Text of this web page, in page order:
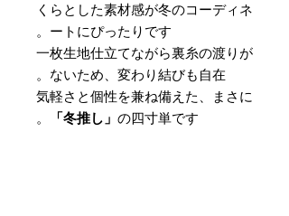
くらとした素材感が冬のコーディネ
ートにぴったりです。
一枚生地仕立てながら裏糸の渡りが
ないため、変わり結びも自在。
気軽さと個性を兼ね備えた、まさに
「冬推し」 の四寸単です。